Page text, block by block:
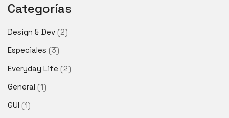
Categorías
Design & Dev (2)
Especiales (3)
Everyday Life (2)
General (1)
GUI (1)